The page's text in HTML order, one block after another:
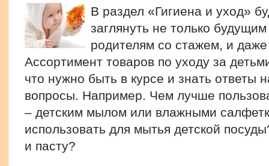
В раздел «Гигиена и уход»
заглянуть не только
родителям со стажем, и
Ассортимент товаров по уходу за
что нужно быть в курсе и знать ответы
вопросы. Например. Чем лучше
– детским мылом или влажными
использовать для мытья детской
и пасту?